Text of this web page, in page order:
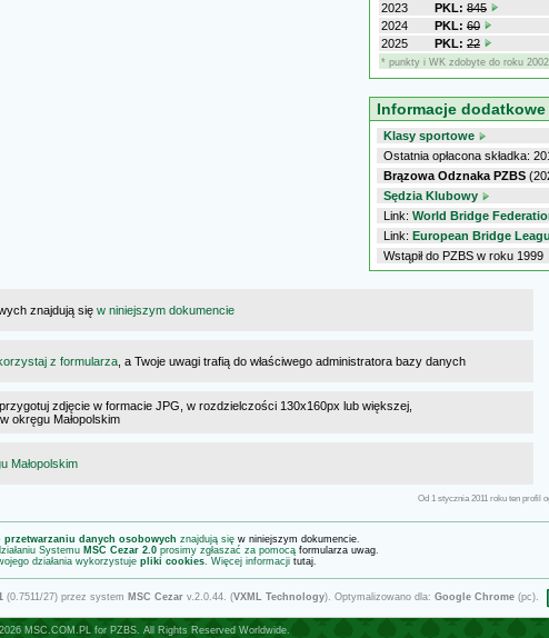
2023
PKL: 845
2024
PKL: 60
2025
PKL: 22
* punkty i WK zdobyte do roku 2002
Informacje dodatkowe
Klasy sportowe
Ostatnia opłacona składka:
Brązowa Odznaka PZBS
Sędzia Klubowy
Link: World Bridge
Link: European Bridge
Wstąpił do PZBS w roku 1999
znajdują się w niniejszym dokumencie
z formularza , a Twoje uwagi trafią do właściwego administratora bazy danych
zdjęcie w formacie JPG, w rozdzielczości 130x160px lub większej,
okręgu Małopolskim
Małopolskim
Od 1 stycznia 2011 roku ten profil
przetwarzaniu danych osobowych znajdują się w niniejszym dokumencie.
Systemu MSC Cezar 2.0 prosimy zgłaszać za pomocą formularza uwag.
działania wykorzystuje pliki cookies. Więcej informacji tutaj.
(0.7511/27) przez system MSC Cezarv.2.0.44. (VXML Technology). Optymalizowano dla: Google Chrome(pc).
MSC.COM.PLfor PZBS. All Rights Reserved Worldwide.